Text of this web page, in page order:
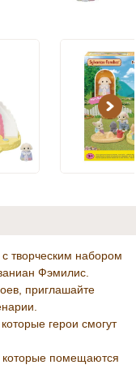
Next
творческим набором
Фэмилис.
приглашайте
герои смогут
которые помещаются